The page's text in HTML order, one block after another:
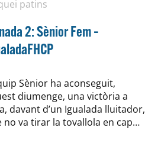
patins
2: Sènior Fem –
Sènior ha aconseguit,
diumenge, una victòria a
davant d’un Igualada lluitador,
no va tirar la tovallola en cap